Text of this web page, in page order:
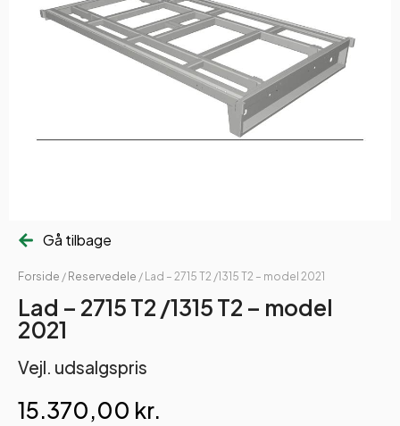
Gå tilbage
Forside / Reservedele / Lad – 2715 T2 /1315 T2 – model 2021
Lad – 2715 T2 /1315 T2 – model
2021
Vejl. udsalgspris
15.370,00 kr.